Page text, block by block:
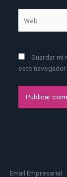
Guardar
este navegador
Email Empresarial